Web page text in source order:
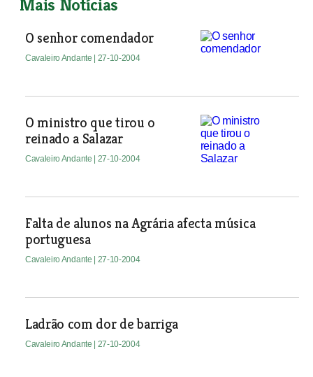
Mais Notícias
O senhor comendador
Cavaleiro Andante | 27-10-2004
O ministro que tirou o
reinado a Salazar
Cavaleiro Andante | 27-10-2004
Falta de alunos na Agrária afecta música
portuguesa
Cavaleiro Andante | 27-10-2004
Ladrão com dor de barriga
Cavaleiro Andante | 27-10-2004